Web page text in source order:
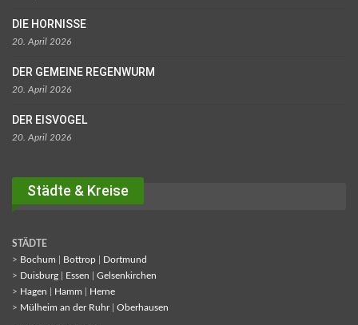
DIE HORNISSE
20. April 2026
DER GEMEINE REGENWURM
20. April 2026
DER EISVOGEL
20. April 2026
Städte & Kreise
STÄDTE
> Bochum Bottrop
Dortmund
> Duisburg Essen
Gelsenkirchen
> Hagen Hamm
Herne
> Mülheim an der Ruhr| Oberhausen